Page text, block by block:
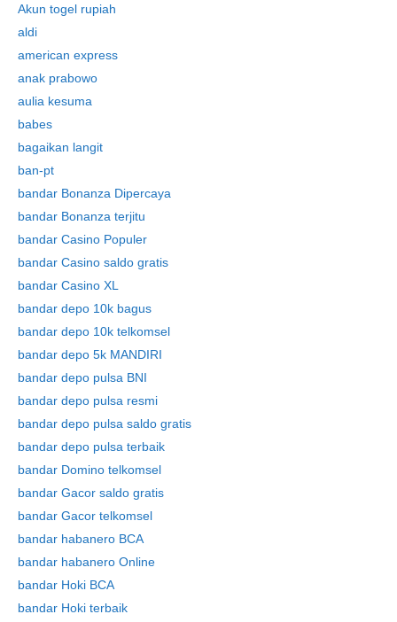
Akun togel rupiah
aldi
american express
anak prabowo
aulia kesuma
babes
bagaikan langit
ban-pt
bandar Bonanza Dipercaya
bandar Bonanza terjitu
bandar Casino Populer
bandar Casino saldo gratis
bandar Casino XL
bandar depo 10k bagus
bandar depo 10k telkomsel
bandar depo 5k MANDIRI
bandar depo pulsa BNI
bandar depo pulsa resmi
bandar depo pulsa saldo gratis
bandar depo pulsa terbaik
bandar Domino telkomsel
bandar Gacor saldo gratis
bandar Gacor telkomsel
bandar habanero BCA
bandar habanero Online
bandar Hoki BCA
bandar Hoki terbaik